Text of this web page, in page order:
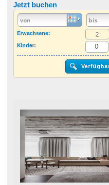
Last Minute Angebot +
Anderes Land
Jetzt buchen
Erwachsene:
Kinder: